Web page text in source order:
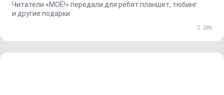
Читатели «МОЁ!» передали для ребят планшет, тюбинг
и другие подарки
286